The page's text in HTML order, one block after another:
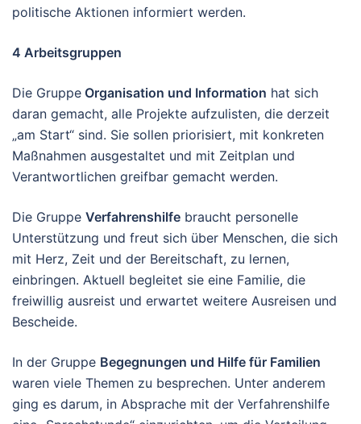
politische Aktionen informiert werden.
4 Arbeitsgruppen
Die Gruppe Organisation und Information hat sich
daran gemacht, alle Projekte aufzulisten, die derzeit
„am Start“ sind. Sie sollen priorisiert, mit konkreten
Maßnahmen ausgestaltet und mit Zeitplan und
Verantwortlichen greifbar gemacht werden.
Die Gruppe Verfahrenshilfe braucht personelle
Unterstützung und freut sich über Menschen, die sich
mit Herz, Zeit und der Bereitschaft, zu lernen,
einbringen. Aktuell begleitet sie eine Familie, die
freiwillig ausreist und erwartet weitere Ausreisen und
Bescheide.
In der Gruppe Begegnungen und Hilfe für Familien
waren viele Themen zu besprechen. Unter anderem
ging es darum, in Absprache mit der Verfahrenshilfe